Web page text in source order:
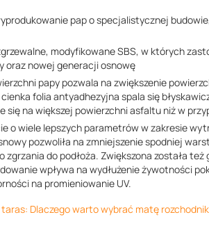
pap o specjalistycznej
modyfikowane SBS, w których
oraz nowej generacji osnowę
papy pozwala na zwiększenie
folia antyadhezyjna spala się
się na większej powierzchni asfaltu niż w
o wiele lepszych parametrów w zakresie
pozwoliła na zmniejszenie spodniej
zgrzania do podłoża. Zwiększona została
wpływa na wydłużenie żywotności
na promieniowanie UV.
Dlaczego warto wybrać matę